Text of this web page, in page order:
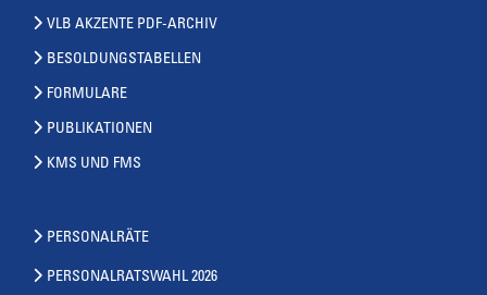
VLB AKZENTE PDF-ARCHIV
BESOLDUNGSTABELLEN
FORMULARE
PUBLIKATIONEN
KMS UND FMS
PERSONALRÄTE
PERSONALRATSWAHL 2026